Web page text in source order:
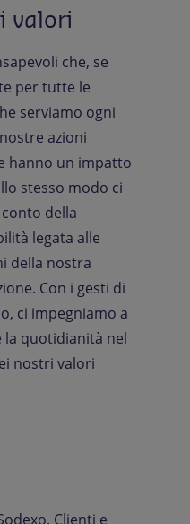
valori
che, se
per tutte le
serviamo ogni
azioni
hanno un impatto
stesso modo ci
della
legata alle
della nostra
Con i gesti di
ci impegniamo a
la quotidianità nel
nostri valori
Clienti e